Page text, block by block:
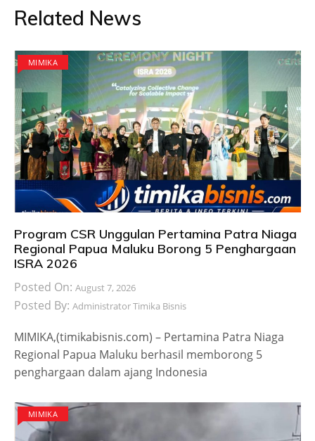
Related News
MIMIKA
Program CSR Unggulan Pertamina Patra Niaga
Regional Papua Maluku Borong 5 Penghargaan
ISRA 2026
Posted On: August 7, 2026
Posted By: Administrator Timika Bisnis
MIMIKA,(timikabisnis.com) – Pertamina Patra Niaga
Regional Papua Maluku berhasil memborong 5
penghargaan dalam ajang Indonesia
MIMIKA